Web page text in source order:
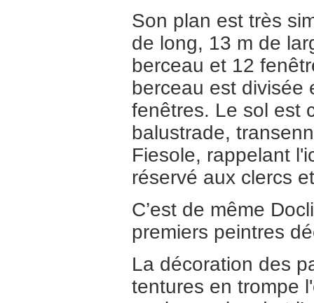
Son plan est très
de long, 13 m de
berceau et 12
berceau est divisée
fenêtres. Le sol est
balustrade,
Fiesole, rappelant
réservé aux clercs
C’est de même
premiers peintres
La décoration des
tentures en trompe